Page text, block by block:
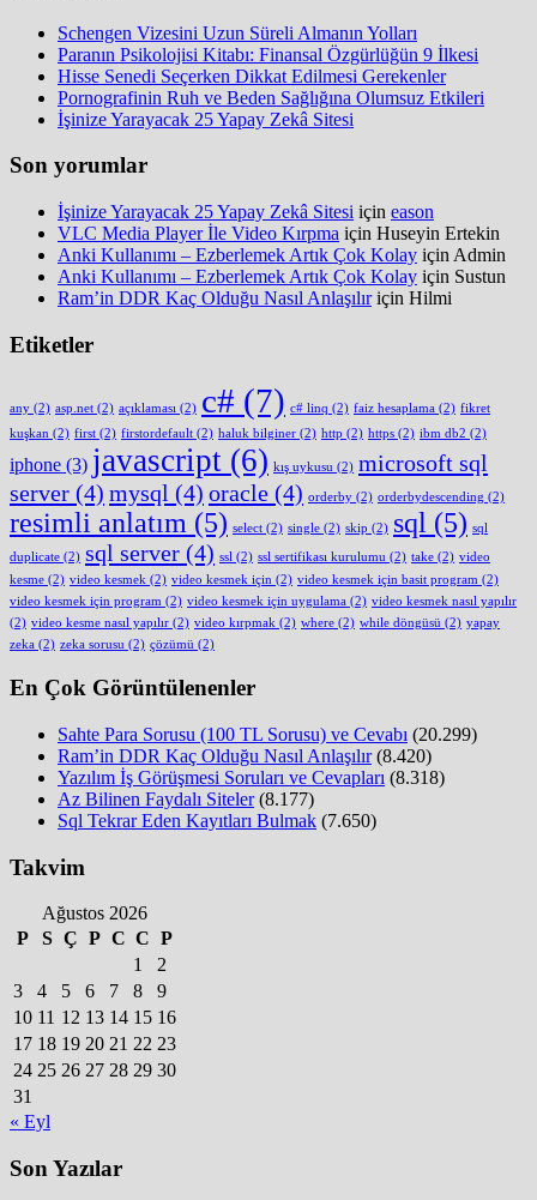
Schengen Vizesini Uzun Süreli Almanın Yolları
Paranın Psikolojisi Kitabı: Finansal Özgürlüğün 9 İlkesi
Hisse Senedi Seçerken Dikkat Edilmesi Gerekenler
Pornografinin Ruh ve Beden Sağlığına Olumsuz Etkileri
İşinize Yarayacak 25 Yapay Zekâ Sitesi
Son yorumlar
İşinize Yarayacak 25 Yapay Zekâ Sitesi için eason
VLC Media Player İle Video Kırpma için Huseyin Ertekin
Anki Kullanımı – Ezberlemek Artık Çok Kolay için Admin
Anki Kullanımı – Ezberlemek Artık Çok Kolay için Sustun
Ram’in DDR Kaç Olduğu Nasıl Anlaşılıriçin Hilmi
Etiketler
any (2) asp.net (2) açıklaması (2) c# (7) c# linq (2) faiz hesaplama (2) fikret
kuşkan (2) first (2) firstordefault (2) haluk bilginer (2) http (2) https (2) ibm db2 (2)
iphone (3) javascript (6) kış uykusu (2) microsoft sql
server (4) mysql (4) oracle (4) orderby (2) orderbydescending (2)
resimli anlatım (5) select (2) single (2) skip (2) sql (5) sql
duplicate (2) sql server (4) ssl (2) ssl sertifikası kurulumu (2) take (2) video
kesme (2) video kesmek (2) video kesmek için (2) video kesmek için basit program (2)
video kesmek için program (2) video kesmek için uygulama (2) video kesmek nasıl yapılır
(2) video kesme nasıl yapılır (2) video kırpmak (2) where (2) while döngüsü (2) yapay
zeka (2) zeka sorusu (2) çözümü (2)
En Çok Görüntülenenler
Sahte Para Sorusu (100 TL Sorusu) ve Cevabı (20.299)
Ram’in DDR Kaç Olduğu Nasıl Anlaşılır (8.420)
Yazılım İş Görüşmesi Soruları ve Cevapları (8.318)
Az Bilinen Faydalı Siteler (8.177)
Sql Tekrar Eden Kayıtları Bulmak (7.650)
Takvim
Ağustos 2026
P
S Ç P C C P
1
2
3
4 5 6 7 8
9
10 11 12 13 14 15 16
17 18 19 20 21 22 23
24 25 26 27 28 29 30
31
« Eyl
Son Yazılar